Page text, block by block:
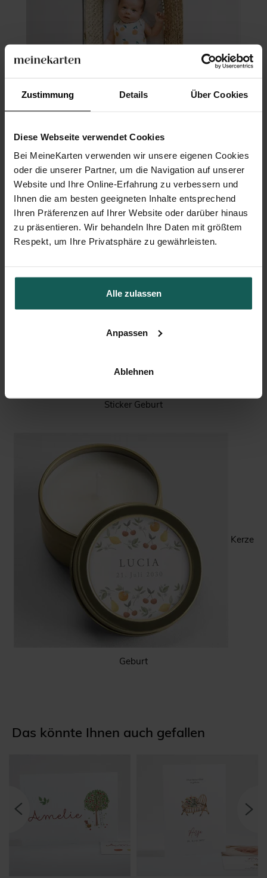
Zustimmung Details Über Cookies
Diese Webseite verwendet Cookies
Bei MeineKarten verwenden wir unsere eigenen Cookies
oder die unserer Partner, um die Navigation auf unserer
Website und Ihre Online-Erfahrung zu verbessern und
Ihnen die am besten geeigneten Inhalte entsprechend
Ihren Präferenzen auf Ihrer Website oder darüber hinaus
zu präsentieren. Wir behandeln Ihre Daten mit größtem
Respekt, um Ihre Privatsphäre zu gewährleisten.
Alle zulassen
Anpassen
Ablehnen
Sticker Geburt
Kerze
Geburt
Das könnte Ihnen auch gefallen